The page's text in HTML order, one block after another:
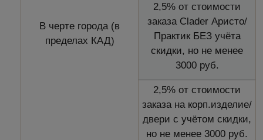
В черте города (в
пределах КАД)
2,5% от стоимости
заказа Clader Аристо/
Практик БЕЗ учёта
скидки, но не менее
3000 руб.
2,5% от стоимости
заказа на корп.изделие/
двери с учётом скидки,
но не менее 3000 руб.